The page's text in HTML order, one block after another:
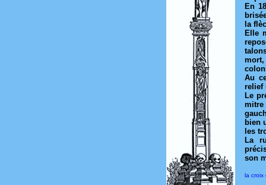
En
la
Elle
Au
relief
Le
bien
les
La
son
la croix